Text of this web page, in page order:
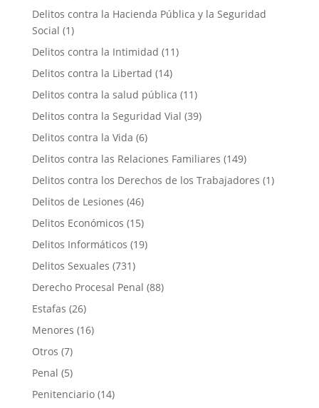
Delitos contra la Hacienda Pública y la Seguridad
Social (1)
Delitos contra la Intimidad (11)
Delitos contra la Libertad (14)
Delitos contra la salud pública (11)
Delitos contra la Seguridad Vial (39)
Delitos contra la Vida (6)
Delitos contra las Relaciones Familiares (149)
Delitos contra los Derechos de los Trabajadores (1)
Delitos de Lesiones (46)
Delitos Económicos (15)
Delitos Informáticos (19)
Delitos Sexuales (731)
Derecho Procesal Penal (88)
Estafas (26)
Menores (16)
Otros (7)
Penal (5)
Penitenciario(14)